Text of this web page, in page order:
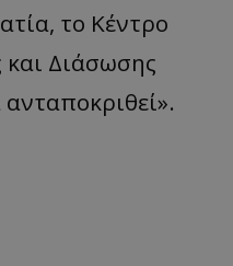
το Κέντρο
Διάσωσης